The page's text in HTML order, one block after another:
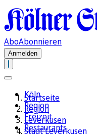
AboAbonnieren
Anmelden
Köln
Region
Freizeit
Restaurants
Startseite
Region
Leverkusen
Stadt Leverkusen